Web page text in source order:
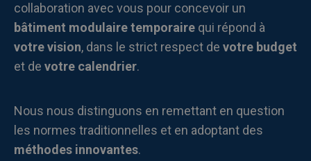
collaboration avec vous pour concevoir un
bâtiment modulaire temporaire qui répond à
votre vision, dans le strict respect de votre budget
et de votre calendrier.
Nous nous distinguons en remettant en question
les normes traditionnelles et en adoptant des
méthodes innovantes.